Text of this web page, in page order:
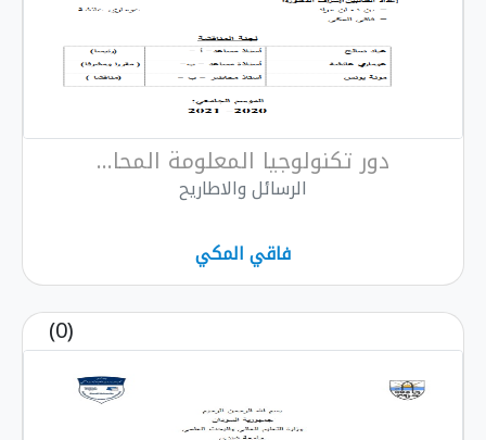
دور تكنولوجيا المعلومة المحا...
الرسائل والاطاريح
فاقي المكي
(0)